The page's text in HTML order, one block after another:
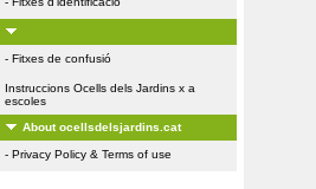
- Fitxes de confusió
Instruccions Ocells dels Jardins x a
escoles
About ocellsdelsjardins.cat
- Privacy Policy & Terms of use